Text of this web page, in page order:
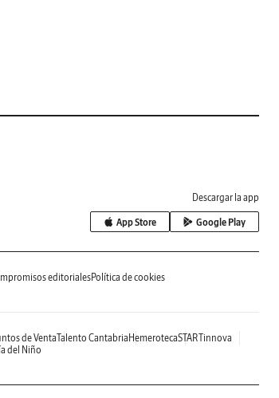
Descargar la app
App Store Google Play
editorialesPolítica de cookies
de VentaTalento Cantabria HemerotecaSTARTinnova
del Niño